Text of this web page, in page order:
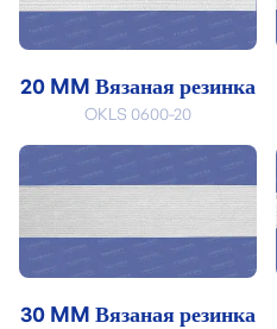
20 MM Вязаная резинка
OKLS 0600-20
30 MM Вязаная резинка